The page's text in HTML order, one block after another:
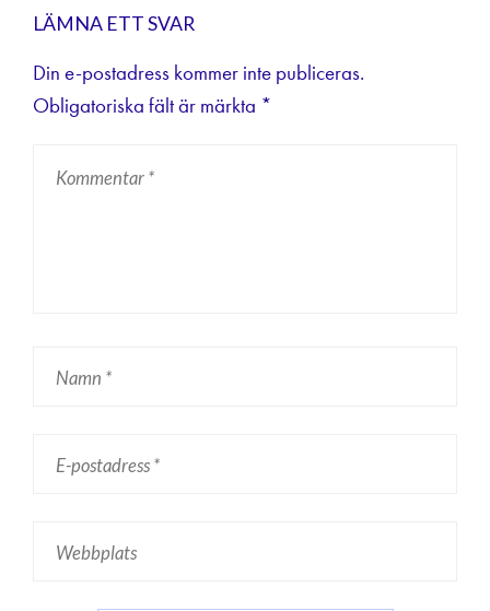
LÄMNA ETT SVAR
Din e-postadress kommer inte publiceras.
Obligatoriska fält är märkta *